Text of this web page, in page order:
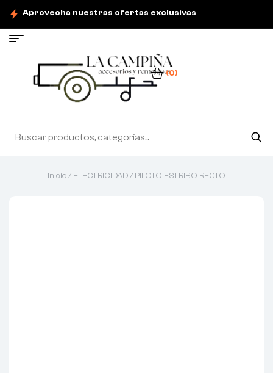
Aprovecha nuestras ofertas exclusivas
(0)
Inicio/ELECTRICIDAD/ PILOTO ESTRIBO RECTO